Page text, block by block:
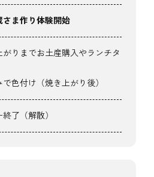
さま作り体験開始
がりまでお土産購入やランチタ
で色付け（焼き上がり後）
終了（解散）